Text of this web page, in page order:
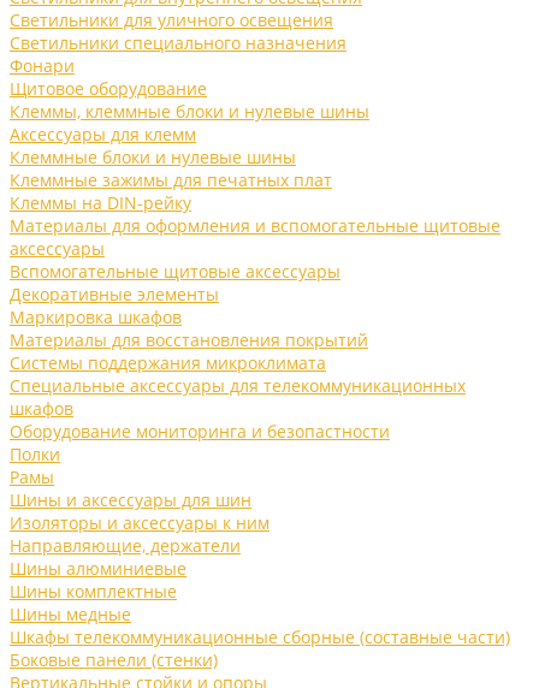
Светильники для уличного освещения
Светильники специального назначения
Фонари
Щитовое оборудование
Клеммы, клеммные блоки и нулевые шины
Аксессуары для клемм
Клеммные блоки и нулевые шины
Клеммные зажимы для печатных плат
Клеммы на DIN-рейку
Материалы для оформления и вспомогательные щитовые
аксессуары
Вспомогательные щитовые аксессуары
Декоративные элементы
Маркировка шкафов
Материалы для восстановления покрытий
Системы поддержания микроклимата
Специальные аксессуары для телекоммуникационных
шкафов
Оборудование мониторинга и безопастности
Полки
Рамы
Шины и аксессуары для шин
Изоляторы и аксессуары к ним
Направляющие, держатели
Шины алюминиевые
Шины комплектные
Шины медные
Шкафы телекоммуникационные сборные (составные части)
Боковые панели (стенки)
Вертикальные стойки и опоры